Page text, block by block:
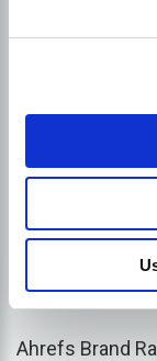
Napriek
cenné
zlepšiť vašu
3.
Ahrefs Brand